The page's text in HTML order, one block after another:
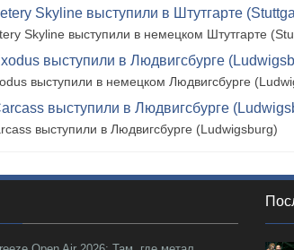
Skyline выступили в Штутгарте
Skyline выступили в немецком Штутгарте
выступили в Людвигсбурге
выступили в немецком Людвигсбурге
выступили в Людвигсбурге
выступили в Людвигсбурге (Ludwigsburg)